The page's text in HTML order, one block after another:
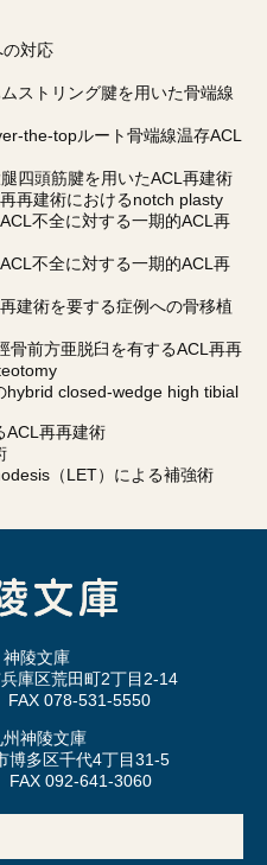
対応
トリング腱を用いた骨端線
the-topルート骨端線温存ACL
四頭筋腱を用いたACL再建術
再建術におけるnotch plasty
不全に対する一期的ACL再
不全に対する一期的ACL再
術を要する症例への骨移植
前方亜脱臼を有するACL再再
closed-wedge high tibial
再再建術
（LET）による補強術
陵文庫
庫区荒田町2丁目2-14
078-531-5550
神陵文庫
多区千代4丁目31-5
092-641-3060